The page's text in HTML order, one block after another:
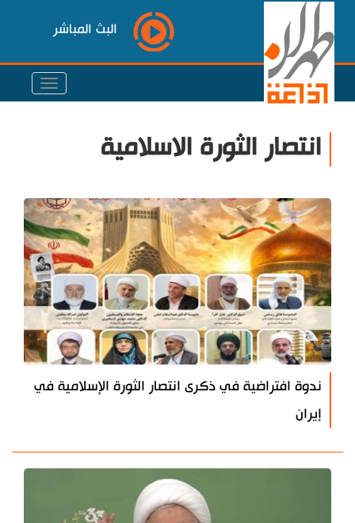
البث المباشر
انتصار الثورة الاسلامية
ندوة افتراضية في ذكرى انتصار الثورة الإسلامية في
إيران